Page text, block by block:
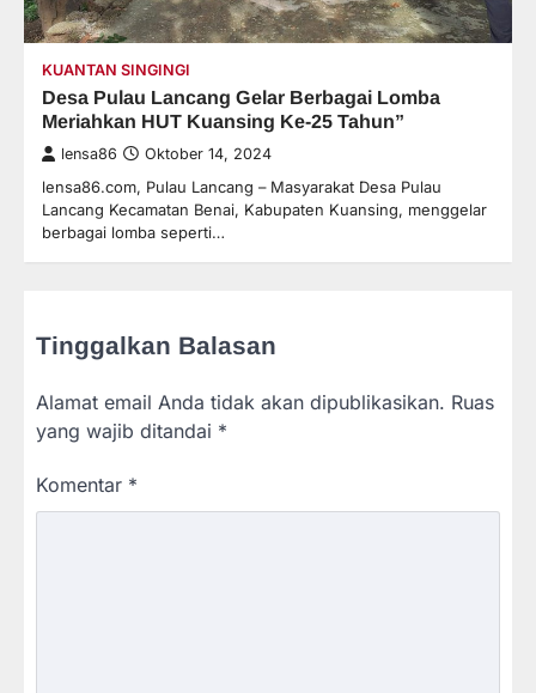
KUANTAN SINGINGI
Desa Pulau Lancang Gelar Berbagai Lomba
Meriahkan HUT Kuansing Ke-25 Tahun”
lensa86 Oktober 14, 2024
lensa86.com, Pulau Lancang – Masyarakat Desa Pulau
Lancang Kecamatan Benai, Kabupaten Kuansing, menggelar
berbagai lomba seperti…
Tinggalkan Balasan
Alamat email Anda tidak akan dipublikasikan. Ruas
yang wajib ditandai *
Komentar *